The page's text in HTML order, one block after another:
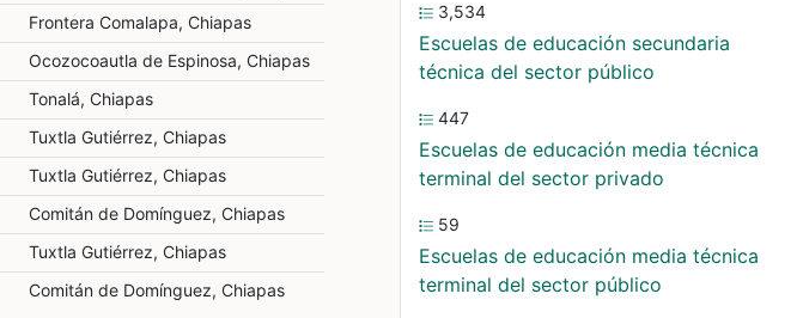
Frontera Comalapa, Chiapas
Ocozocoautla de Espinosa, Chiapas
Tonalá, Chiapas
Tuxtla Gutiérrez, Chiapas
Tuxtla Gutiérrez, Chiapas
Comitán de Domínguez, Chiapas
Tuxtla Gutiérrez, Chiapas
Comitán de Domínguez, Chiapas
3,534
Escuelas de educación secundaria
técnica del sector público
447
Escuelas de educación media técnica
terminal del sector privado
59
Escuelas de educación media técnica
terminal del sector público